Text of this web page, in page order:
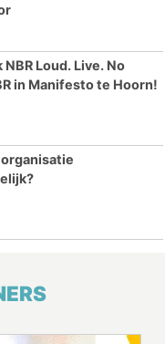
Loud. Live. No
in Manifesto te Hoorn!